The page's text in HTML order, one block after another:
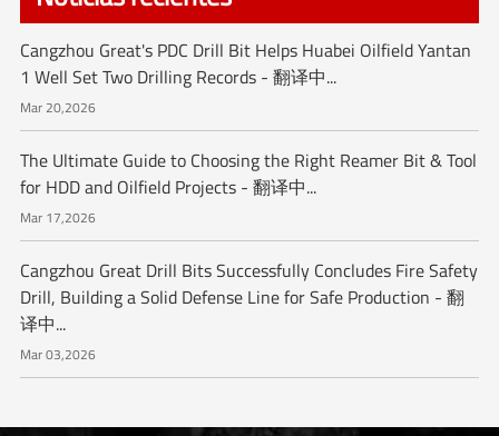
Cangzhou Great's PDC Drill Bit Helps Huabei Oilfield Yantan
1 Well Set Two Drilling Records - 翻译中...
Mar 20,2026
The Ultimate Guide to Choosing the Right Reamer Bit & Tool
for HDD and Oilfield Projects - 翻译中...
Mar 17,2026
Cangzhou Great Drill Bits Successfully Concludes Fire Safety
Drill, Building a Solid Defense Line for Safe Production - 翻
译中...
Mar 03,2026